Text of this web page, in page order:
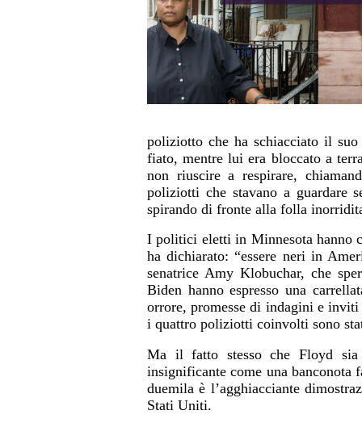
poliziotto che ha schiacciato il
fiato, mentre lui era bloccato a
non riuscire a respirare,
poliziotti che stavano a guardare
spirando di fronte alla folla
I politici eletti in Minnesota hanno
ha dichiarato: “essere neri in
senatrice Amy Klobuchar, che
Biden hanno espresso una
orrore, promesse di indagini e
i quattro poliziotti coinvolti sono
Ma il fatto stesso che Floyd sia
insignificante come una banconota
duemila è l’agghiacciante
Stati Uniti.